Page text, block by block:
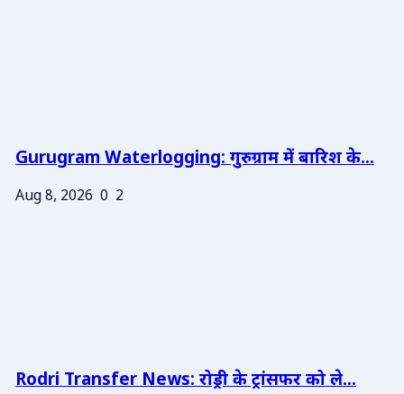
Gurugram Waterlogging: गुरुग्राम में बारिश के...
Aug 8, 2026 0 2
Rodri Transfer News: रोड्री के ट्रांसफर को ले...